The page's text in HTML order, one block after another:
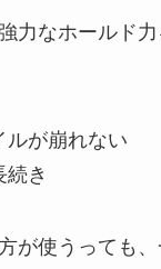
力なホールド力
ルが崩れない
続き
が使うっても